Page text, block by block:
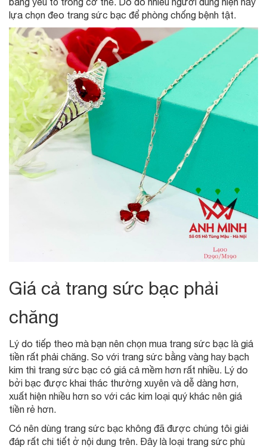
lựa chọn đeo trang sức bạc để phòng chống bệnh tật.
Giá cả trang sức bạc phải
chăng
Lý do tiếp theo mà bạn nên chọn mua trang sức bạc là giá
tiền rất phải chăng. So với trang sức bằng vàng hay bạch
kim thì trang sức bạc có giá cả mềm hơn rất nhiều. Lý do
bởi bạc được khai thác thường xuyên và dễ dàng hơn,
xuất hiện nhiều hơn so với các kim loại quý khác nên giá
tiền rẻ hơn.
Có nên dùng trang sức bạc không đã được chúng tôi giải
đáp rất chi tiết ở nội dung trên. Đây là loại trang sức phù